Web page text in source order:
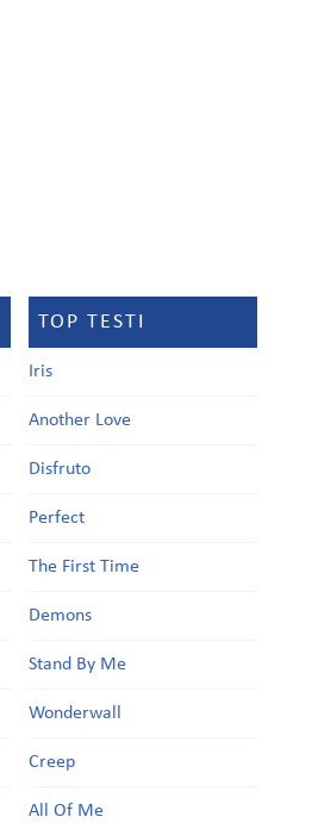
TOP TESTI
Iris
Another Love
Disfruto
Perfect
The First Time
Demons
Stand By Me
Wonderwall
Creep
All Of Me